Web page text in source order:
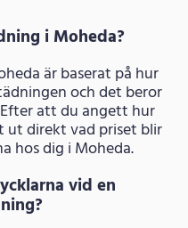
i Moheda?
är baserat på hur
och det beror
att du angett hur
ut direkt vad priset blir
hos dig i Moheda.
vid en